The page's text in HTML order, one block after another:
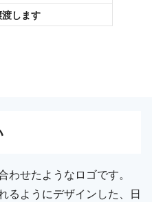
します
わせたようなロゴです。
るようにデザインした、日